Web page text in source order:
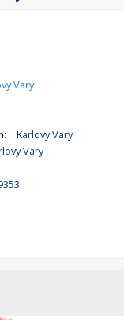
Vary
Karlovy Vary
Vary